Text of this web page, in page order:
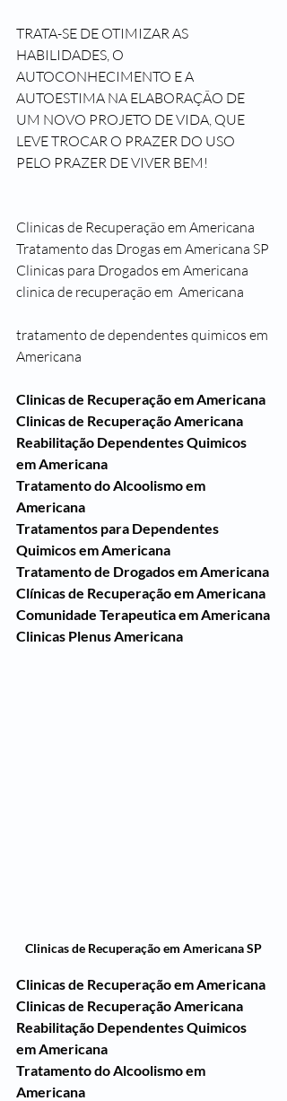
TRATA-SE DE OTIMIZAR AS
HABILIDADES, O
AUTOCONHECIMENTO E A
AUTOESTIMA NA ELABORAÇÃO DE
UM NOVO PROJETO DE VIDA, QUE
LEVE TROCAR O PRAZER DO USO
PELO PRAZER DE VIVER BEM!
Clinicas de Recuperação em Americana
Tratamento das Drogas em Americana SP
Clinicas para Drogados em Americana
clinica de recuperação em  Americana
tratamento de dependentes quimicos em
Americana
Clinicas de Recuperação em Americana
Clinicas de Recuperação Americana
Reabilitação Dependentes Quimicos
em Americana
Tratamento do Alcoolismo em
Americana
Tratamentos para Dependentes
Quimicos em Americana
Tratamento de Drogados em Americana
Clínicas de Recuperação em Americana
Comunidade Terapeutica em Americana
Clinicas Plenus Americana
Clinicas de Recuperação em Americana SP
Clinicas de Recuperação em Americana
Clinicas de Recuperação Americana
Reabilitação Dependentes Quimicos
em Americana
Tratamento do Alcoolismo em
Americana